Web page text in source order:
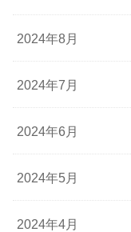
2024年8月
2024年7月
2024年6月
2024年5月
2024年4月